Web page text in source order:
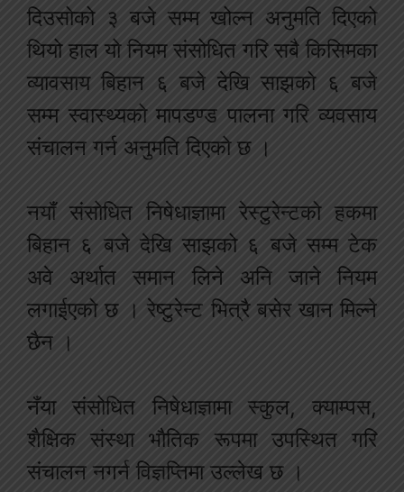
दिउसोको ३ बजे सम्म खोल्न अनुमति दिएको
थियो हाल यो नियम संसोधित गरि सबै किसिमका
व्यावसाय बिहान ६ बजे देखि साझको ६ बजे
सम्म स्वास्थ्यको मापडण्ड पालना गरि व्यवसाय
संचालन गर्न अनुमति दिएको छ ।
नयाँ संसोधित निषेधाज्ञामा रेस्टुरेन्टको हकमा
बिहान ६ बजे देखि साझको ६ बजे सम्म टेक
अवे अर्थात समान लिने अनि जाने नियम
लगाईएको छ । रेष्टुरेन्ट भित्रै बसेर खान मिल्ने
छैन ।
नँया संसोधित निषेधाज्ञामा स्कुल, क्याम्पस,
शैक्षिक संस्था भौतिक रूपमा उपस्थित गरि
संचालन नगर्न विज्ञप्तिमा उल्लेख छ ।